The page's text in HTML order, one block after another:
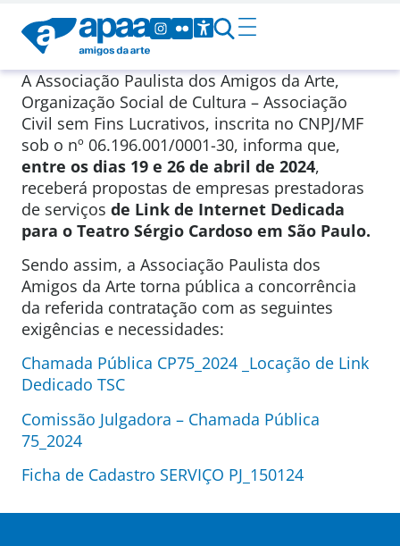
A Associação Paulista dos Amigos da Arte,
Organização Social de Cultura – Associação
Civil sem Fins Lucrativos, inscrita no CNPJ/MF
sob o nº 06.196.001/0001-30, informa que,
entre os dias 19 e 26 de abril de 2024,
receberá propostas de empresas prestadoras
de serviços de Link de Internet Dedicada
para o Teatro Sérgio Cardoso em São Paulo.
Sendo assim, a Associação Paulista dos
Amigos da Arte torna pública a concorrência
da referida contratação com as seguintes
exigências e necessidades:
Chamada Pública CP75_2024 _Locação de Link
Dedicado TSC
Comissão Julgadora – Chamada Pública
75_2024
Ficha de Cadastro SERVIÇO PJ_150124